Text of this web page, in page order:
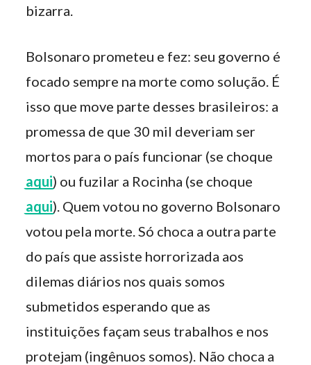
bizarra.
Bolsonaro prometeu e fez: seu governo é
focado sempre na morte como solução. É
isso que move parte desses brasileiros: a
promessa de que 30 mil deveriam ser
mortos para o país funcionar (se choque
aqui) ou fuzilar a Rocinha (se choque
aqui). Quem votou no governo Bolsonaro
votou pela morte. Só choca a outra parte
do país que assiste horrorizada aos
dilemas diários nos quais somos
submetidos esperando que as
instituições façam seus trabalhos e nos
protejam (ingênuos somos). Não choca a